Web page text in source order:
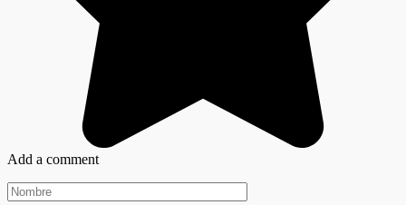
Add a comment
Nombre